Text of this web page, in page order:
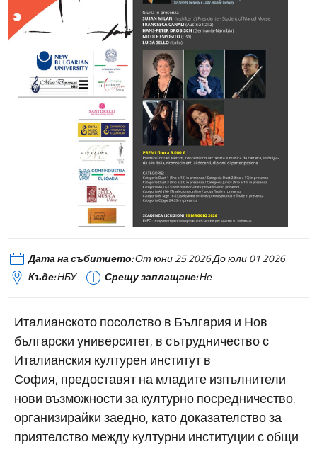
Дата на събитието:От юни 25 2026 До юли 01 2026
Къде:НБУ Срещу заплащане:Не
Италианското посолство в България и Нов
български университет, в сътрудничество с
Италианския културен институт в
София, предоставят на младите изпълнители
нови възможности за културно посредничество,
организирайки заедно, като доказателство за
приятелство между културни институции с общи